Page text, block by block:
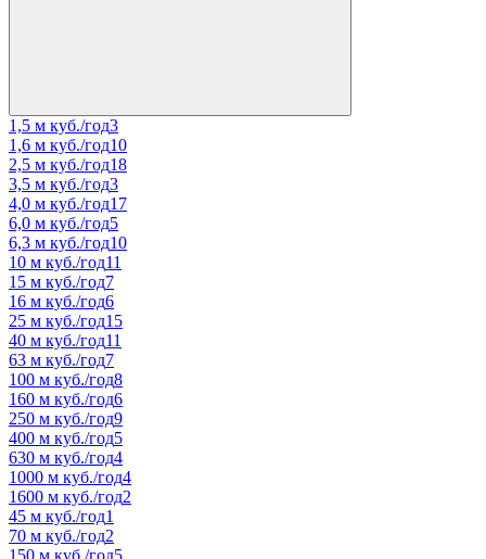
1,5 м куб./год3
1,6 м куб./год10
2,5 м куб./год18
3,5 м куб./год3
4,0 м куб./год17
6,0 м куб./год5
6,3 м куб./год10
10 м куб./год11
15 м куб./год7
16 м куб./год6
25 м куб./год15
40 м куб./год11
63 м куб./год7
100 м куб./год8
160 м куб./год6
250 м куб./год9
400 м куб./год5
630 м куб./год4
1000 м куб./год4
1600 м куб./год2
45 м куб./год1
70 м куб./год2
150 м куб./год5